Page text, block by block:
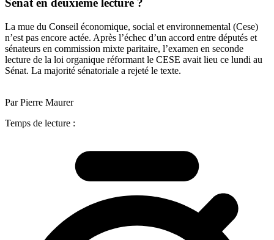
Sénat en deuxième lecture ?
La mue du Conseil économique, social et environnemental (Cese)
n’est pas encore actée. Après l’échec d’un accord entre députés et
sénateurs en commission mixte paritaire, l’examen en seconde
lecture de la loi organique réformant le CESE avait lieu ce lundi au
Sénat. La majorité sénatoriale a rejeté le texte.
Par Pierre Maurer
Temps de lecture :